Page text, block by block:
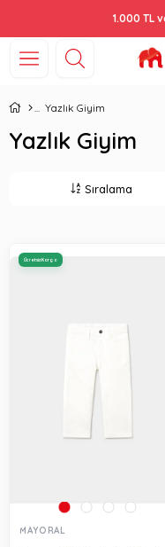
Bebek
Yazlık Giyim
Yazlık Giyim
Sıralama
MAYORAL
Ücretsiz Kargo